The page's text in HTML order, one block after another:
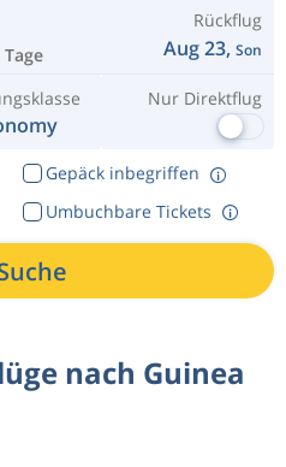
Tage
Rückflug
Aug 23, Son
Nur Direktflug
Gepäck inbegriffen
Umbuchbare Tickets
nach Guinea